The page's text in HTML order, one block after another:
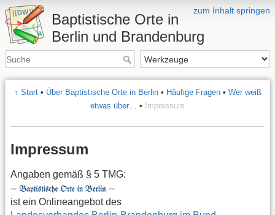
zum Inhalt springen
Baptistische Orte in
Berlin und Brandenburg
↑ Start• Über Baptistische Orte in Berlin• Häufige Fragen• Wer weiß
etwas über… • Impressum
Impressum
Angaben gemäß § 5 TMG:
ist ein Onlineangebot des